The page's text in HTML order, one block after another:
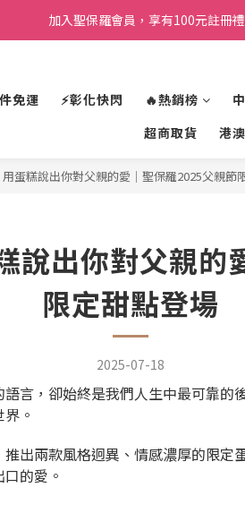
加入聖保羅會員，享有100元註冊
免運 ⚡彰化快閃 🔥熱銷榜
超商取貨
港
蛋糕說出你對父親的愛｜聖保羅2025父親節
說出你對父親
限定甜點登場
2025-07-18
言，卻始終是我們人生中最可靠
。
出兩款風格迥異、情感濃厚的限定
的愛。